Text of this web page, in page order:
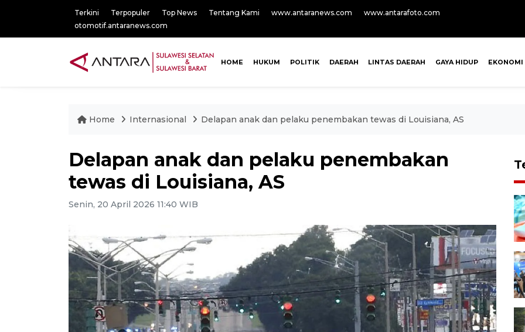
Terkini Terpopuler Top News Tentang Kami www.antaranews.com
www.antarafoto.com
otomotif.antaranews.com
HOME HUKUM POLITIK DAERAH LINTAS DAERAH GAYA HIDUP EKONOMI
Home Internasional Delapan anak dan pelaku penembakan tewas di Louisiana, AS
Delapan anak dan pelaku penembakan
tewas di Louisiana, AS
Senin, 20 April 2026 11:40 WIB